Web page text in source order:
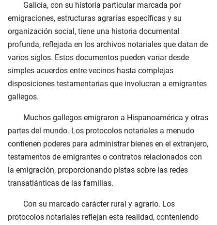
Galicia, con su historia particular marcada por
emigraciones, estructuras agrarias específicas y su
organización social, tiene una historia documental
profunda, reflejada en los archivos notariales que datan de
varios siglos. Estos documentos pueden variar desde
simples acuerdos entre vecinos hasta complejas
disposiciones testamentarias que involucran a emigrantes
gallegos.
Muchos gallegos emigraron a Hispanoamérica y otras
partes del mundo. Los protocolos notariales a menudo
contienen poderes para administrar bienes en el extranjero,
testamentos de emigrantes o contratos relacionados con
la emigración, proporcionando pistas sobre las redes
transatlánticas de las familias.
Con su marcado carácter rural y agrario. Los
protocolos notariales reflejan esta realidad, conteniendo